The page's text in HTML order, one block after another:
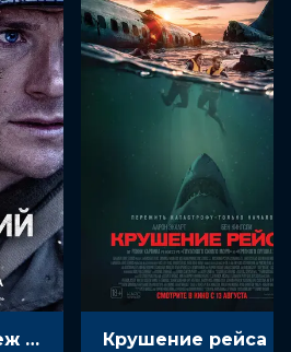
Последний рубеж (18+)